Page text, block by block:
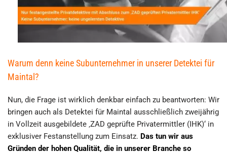
Warum denn keine Subunternehmer in unserer Detektei für
Maintal?
Nun, die Frage ist wirklich denkbar einfach zu beantworten: Wir
bringen auch als Detektei für Maintal ausschließlich zweijährig
in Vollzeit ausgebildete ‚ZAD geprüfte Privatermittler (IHK)‘ in
exklusiver Festanstellung zum Einsatz. Das tun wir aus
Gründen der hohen Qualität, die in unserer Branche so